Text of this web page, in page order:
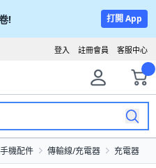
! 打開 App
客服中心
註冊會員
登入
手機配件 傳輸線/充電器 充電器